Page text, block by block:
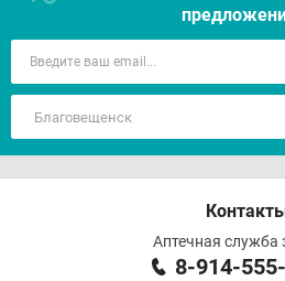
Аптечная служба
8-914-